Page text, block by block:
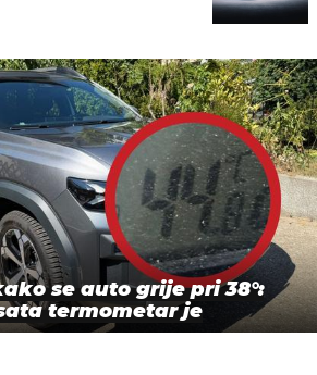
se auto grije pri 38°:
termometar je